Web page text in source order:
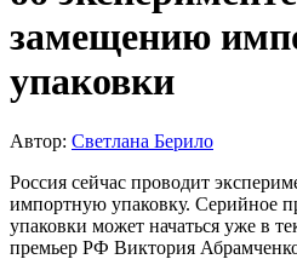
замещению
упаковки
Автор: Светлана Берило
Россия сейчас проводит
импортную упаковку. Серийное
упаковки может начаться уже в
премьер РФ Виктория